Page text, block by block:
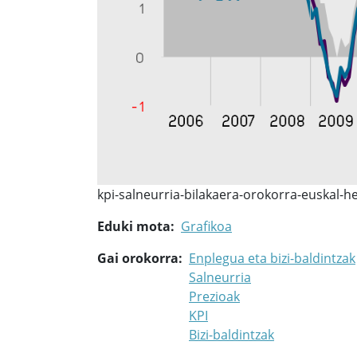
kpi-salneurria-bilakaera-orokorra-euskal-
Eduki mota
Grafikoa
Gai orokorra
Enplegua eta bizi-baldintzak
Salneurria
Prezioak
KPI
Bizi-baldintzak